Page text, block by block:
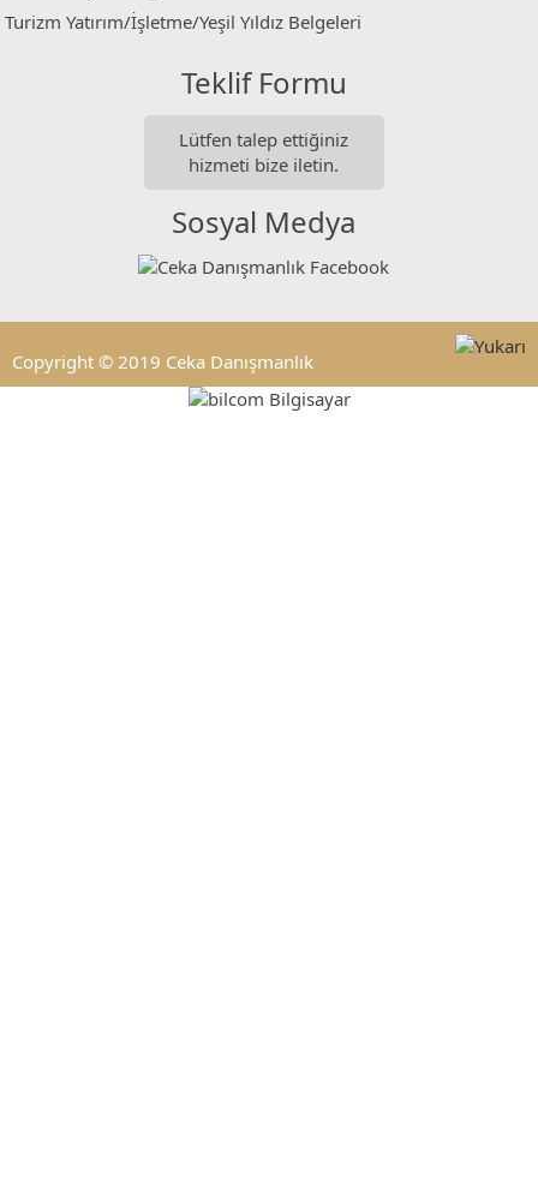
Turizm Yatırım/İşletme/Yeşil Yıldız Belgeleri
Teklif Formu
Lütfen talep ettiğiniz
hizmeti bize iletin.
Sosyal Medya
Copyright © 2019 Ceka Danışmanlık